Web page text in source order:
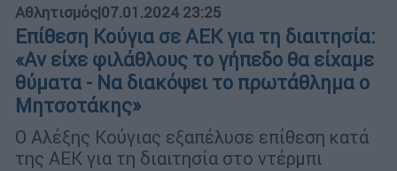
Αθλητισμός|07.01.2024 23:25
Επίθεση Κούγια σε ΑΕΚ για τη διαιτησία:
«Αν είχε φιλάθλους το γήπεδο θα είχαμε
θύματα - Να διακόψει το πρωτάθλημα ο
Μητσοτάκης»
Ο Αλέξης Κούγιας εξαπέλυσε επίθεση κατά
της ΑΕΚ για τη διαιτησία στο ντέρμπι